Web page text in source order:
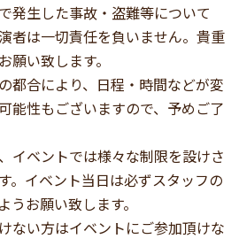
発生した事故・盗難等について
者は一切責任を負いません。貴重
願い致します。
都合により、日程・時間などが変
能性もございますので、予めご了
イベントでは様々な制限を設けさ
。イベント当日は必ずスタッフの
お願い致します。
ない方はイベントにご参加頂けな